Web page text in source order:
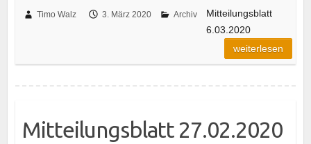
Timo Walz 3. März 2020 Archiv
Mitteilungsblatt
6.03.2020
weiterlesen
Mitteilungsblatt 27.02.2020